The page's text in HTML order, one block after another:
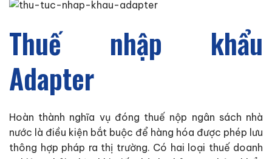
Thuế nhập khẩu
Adapter
Hoàn thành nghĩa vụ đóng thuế nộp ngân sách nhà
nước là điều kiện bắt buộc để hàng hóa được phép lưu
thông hợp pháp ra thị trường. Có hai loại thuế doanh